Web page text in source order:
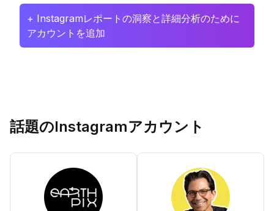
+ Instagramレポートの洞察と詳細分析のために
アカウントを追加
話題のInstagramアカウント